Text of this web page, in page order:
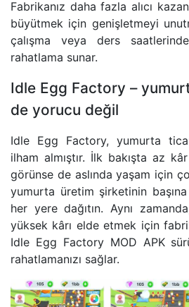
Fabrikanız daha fazla alıcı
büyütmek için genişletmeyi
çalışma veya ders
rahatlama sunar.
Idle Egg Factory –
de yorucu değil
Idle Egg Factory, yumurta
ilham almıştır. İlk bakışta az
görünse de aslında yaşam için
yumurta üretim şirketinin
her yere dağıtın. Aynı
yüksek kârı elde etmek için
Idle Egg Factory MOD APK
rahatlamanızı sağlar.